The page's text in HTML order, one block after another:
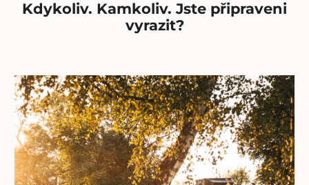
Kdykoliv. Kamkoliv. Jste připraveni
vyrazit?